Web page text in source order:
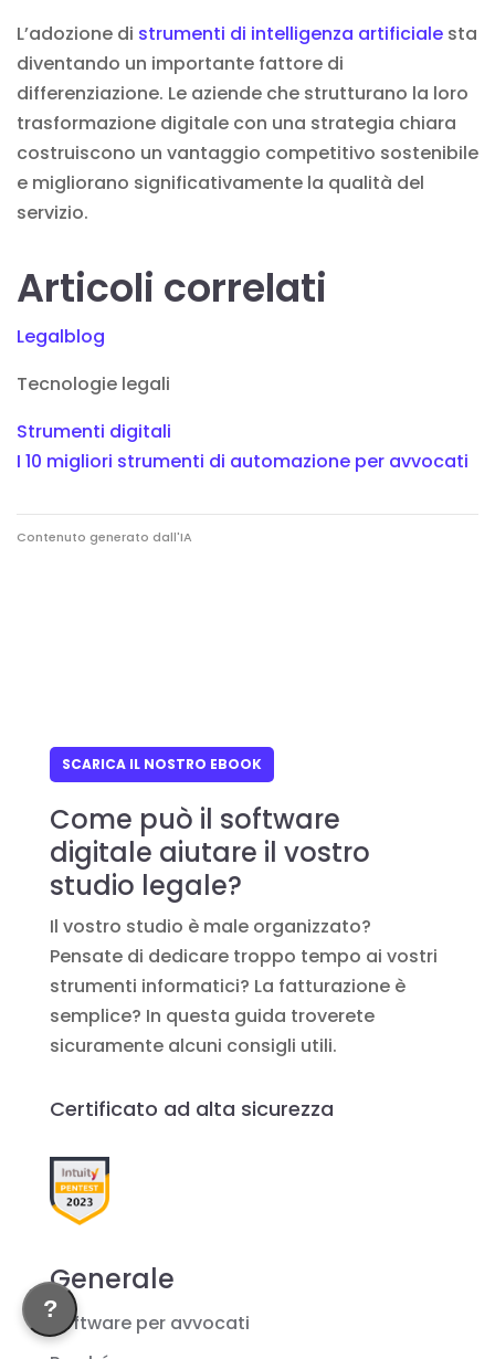
L’adozione di strumenti di intelligenza artificiale sta
diventando un importante fattore di
differenziazione. Le aziende che strutturano la loro
trasformazione digitale con una strategia chiara
costruiscono un vantaggio competitivo sostenibile
e migliorano significativamente la qualità del
servizio.
Articoli correlati
Legalblog
Tecnologie legali
Strumenti digitali
I 10 migliori strumenti di automazione per avvocati
Contenuto generato dall'IA
SCARICA IL NOSTRO EBOOK
Come può il software
digitale aiutare il vostro
studio legale?
Il vostro studio è male organizzato?
Pensate di dedicare troppo tempo ai vostri
strumenti informatici? La fatturazione è
semplice? In questa guida troverete
sicuramente alcuni consigli utili.
Certificato ad alta sicurezza
Generale
Software per avvocati
?